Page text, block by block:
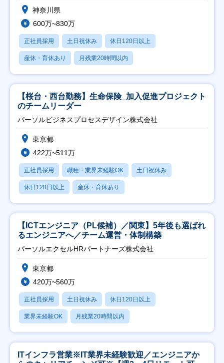
神奈川県
600万~830万
正社員採用 土日祝休み 休日120日以上
産休・育休あり 月残業20時間以内
【桜台・西台勤務】生命保険_加入促進プロジェクト
のチームリーダー
パーソルビジネスプロセスデザイン株式会社
東京都
422万~511万
正社員採用 職種・業界未経験OK 土日祝休み
休日120日以上 産休・育休あり
【ICTエンジニア（PL候補）／関東】5年後も選ばれ
るエンジニアへ／チーム運営・体制構築
パーソルエクセルHRパートナーズ株式会社
東京都
420万~560万
正社員採用 土日祝休み 休日120日以上
業界未経験OK 月残業20時間以内
ITインフラ営業※IT業界未経験歓迎／エンジニアか